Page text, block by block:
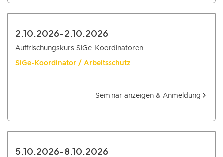
2.10.2026-2.10.2026
Auffrischungskurs SiGe-Koordinatoren
SiGe-Koordinator / Arbeitsschutz
Seminar anzeigen & Anmeldung
5.10.2026-8.10.2026